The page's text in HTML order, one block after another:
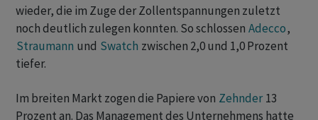
wieder, die im Zuge der Zollentspannungen zuletzt
noch deutlich zulegen konnten. So schlossen Adecco,
Straumann und Swatch zwischen 2,0 und 1,0 Prozent
tiefer.
Im breiten Markt zogen die Papiere von Zehnder 13
Prozent an. Das Management des Unternehmens hatte